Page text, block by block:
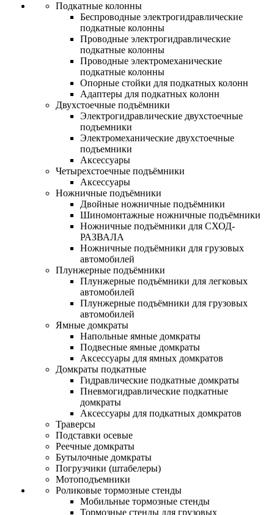
Подкатные колонны
Беспроводные электрогидравлические
подкатные колонны
Проводные электрогидравлические
подкатные колонны
Проводные электромеханические
подкатные колонны
Опорные стойки для подкатных колонн
Адаптеры для подкатных колонн
Двухстоечные подъёмники
Электрогидравлические двухстоечные
подъемники
Электромеханические двухстоечные
подъемники
Аксессуары
Четырехстоечные подъёмники
Аксессуары
Ножничные подъёмники
Двойные ножничные подъёмники
Шиномонтажные ножничные подъёмники
Ножничные подъёмники для СХОД-
РАЗВАЛА
Ножничные подъёмники для грузовых
автомобилей
Плунжерные подъёмники
Плунжерные подъёмники для легковых
автомобилей
Плунжерные подъёмники для грузовых
автомобилей
Ямные домкраты
Напольные ямные домкраты
Подвесные ямные домкраты
Аксессуары для ямных домкратов
Домкраты подкатные
Гидравлические подкатные домкраты
Пневмогидравлические подкатные
домкраты
Аксессуары для подкатных домкратов
Траверсы
Подставки осевые
Реечные домкраты
Бутылочные домкраты
Погрузчики (штабелеры)
Мотоподъемники
Роликовые тормозные стенды
Мобильные тормозные стенды
Тормозные стенды для грузовых